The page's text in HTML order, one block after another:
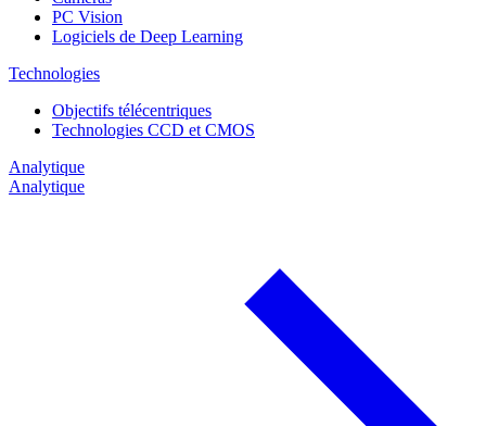
PC Vision
Logiciels de Deep Learning
Technologies
Objectifs télécentriques
Technologies CCD et CMOS
Analytique
Analytique